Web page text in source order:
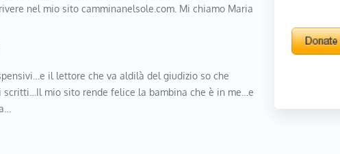
nel mio sito camminanelsole.com. Mi chiamo Maria
il lettore che va aldilà del giudizio so che
scritti…Il mio sito rende felice la bambina che è in me…e